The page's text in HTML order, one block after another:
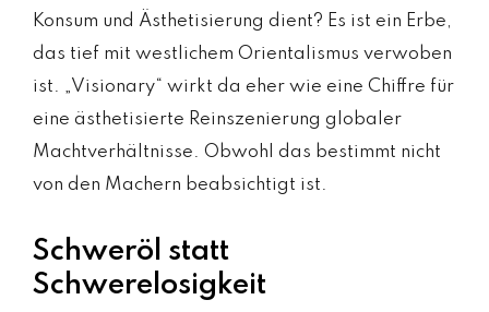
Konsum und Ästhetisierung dient? Es ist ein Erbe,
das tief mit westlichem Orientalismus verwoben
ist. „Visionary“ wirkt da eher wie eine Chiffre für
eine ästhetisierte Reinszenierung globaler
Machtverhältnisse. Obwohl das bestimmt nicht
von den Machern beabsichtigt ist.
Schweröl statt
Schwerelosigkeit